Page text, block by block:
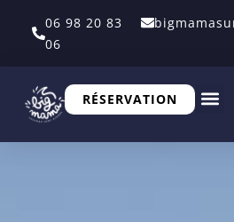
06 98 20 83
06
RÉSERVATION